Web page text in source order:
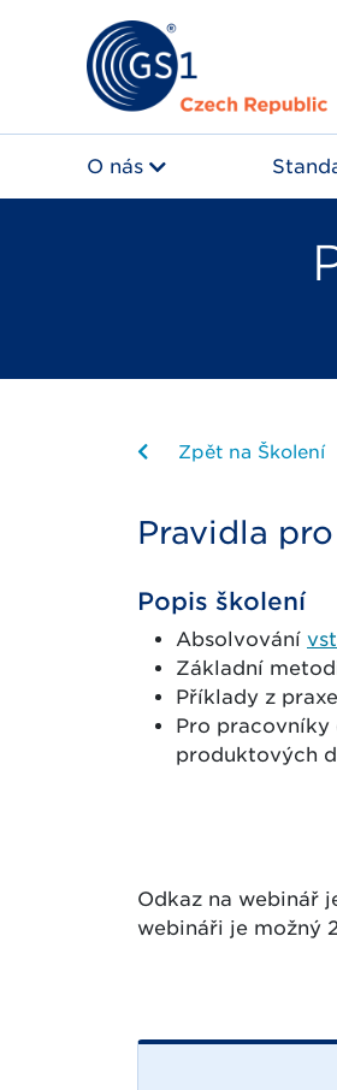
O nás
Zpět na Školení
Pravidla
Popis školení
Absolvování
Základní
Příklady z
Pro
produktových
Odkaz na webinář
webináři je možný